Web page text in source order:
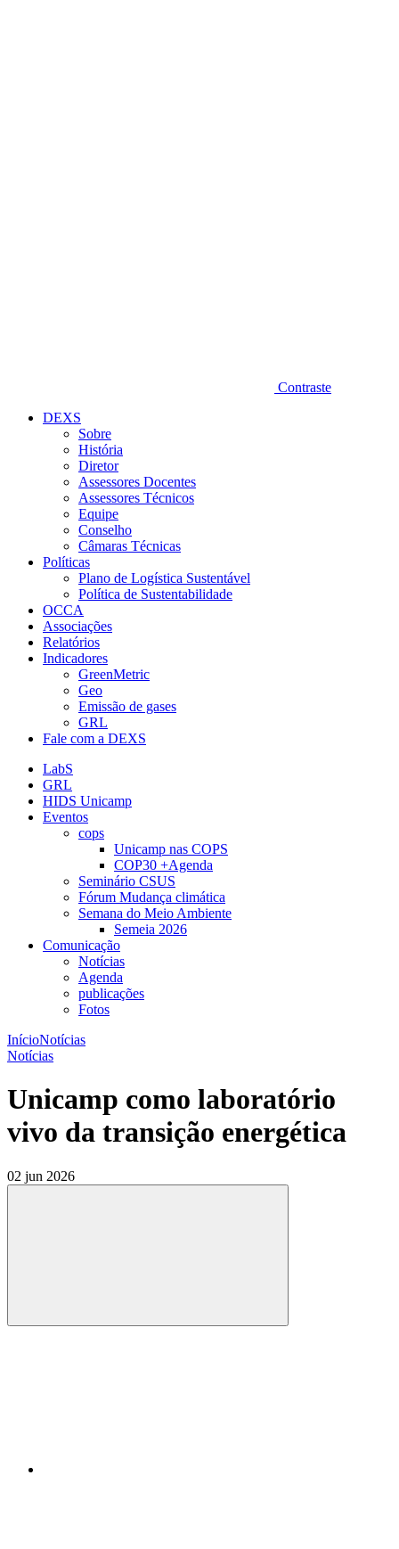
Contraste
DEXS
Sobre
História
Diretor
Assessores Docentes
Assessores Técnicos
Equipe
Conselho
Câmaras Técnicas
Políticas
Plano de Logística Sustentável
Política de Sustentabilidade
OCCA
Associações
Relatórios
Indicadores
GreenMetric
Geo
Emissão de gases
GRL
Fale com a DEXS
LabS
GRL
HIDS Unicamp
Eventos
cops
Unicamp nas COPS
COP30 +Agenda
Seminário CSUS
Fórum Mudança climática
Semana do Meio Ambiente
Semeia 2026
Comunicação
Notícias
Agenda
publicações
Fotos
InícioNotícias
Notícias
Unicamp como laboratório
vivo da transição energética
02 jun 2026
Compartilhar